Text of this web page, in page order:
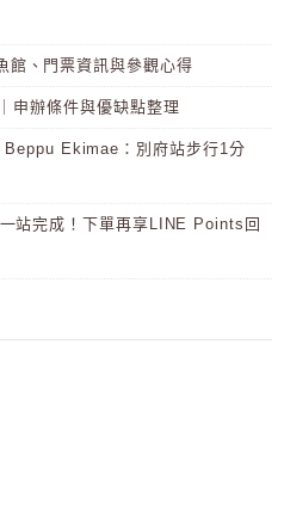
館、門票資訊與參觀心得
申辦條件與優缺點整理
Ekimae：別府站步行1分
站完成！下單再享LINE Points回